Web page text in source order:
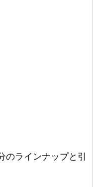
ラインナップと引